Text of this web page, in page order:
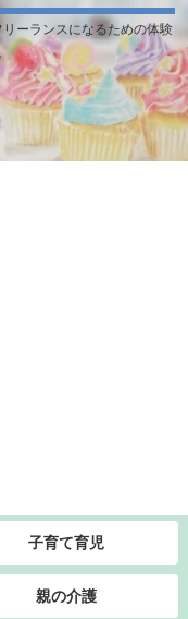
ーランスになるための体験
子育て育児
親の介護